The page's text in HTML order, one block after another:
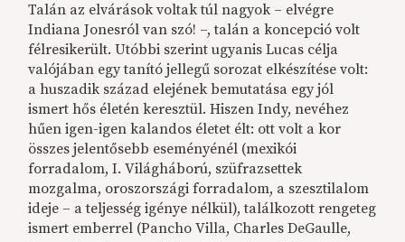
Talán az elvárások voltak túl nagyok – elvégre
Indiana Jonesról van szó! –, talán a koncepció volt
félresikerült. Utóbbi szerint ugyanis Lucas célja
valójában egy tanító jellegű sorozat elkészítése volt:
a huszadik század elejének bemutatása egy jól
ismert hős életén keresztül. Hiszen Indy, nevéhez
hűen igen-igen kalandos életet élt: ott volt a kor
összes jelentősebb eseményénél (mexikói
forradalom, I. Világháború, szüfrazsettek
mozgalma, oroszországi forradalom, a szesztilalom
ideje – a teljesség igénye nélkül), találkozott rengeteg
ismert emberrel (Pancho Villa, Charles DeGaulle,